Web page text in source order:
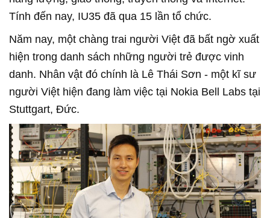
Tính đến nay, IU35 đã qua 15 lần tổ chức.
Năm nay, một chàng trai người Việt đã bất ngờ xuất
hiện trong danh sách những người trẻ được vinh
danh. Nhân vật đó chính là Lê Thái Sơn - một kĩ sư
người Việt hiện đang làm việc tại Nokia Bell Labs tại
Stuttgart, Đức.